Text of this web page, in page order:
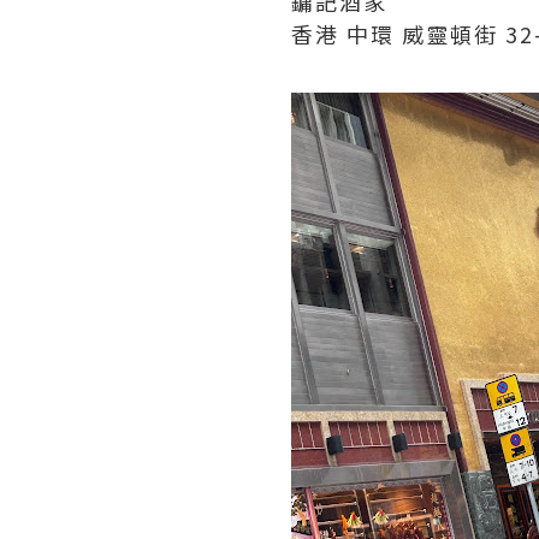
香港 中環 威靈頓街